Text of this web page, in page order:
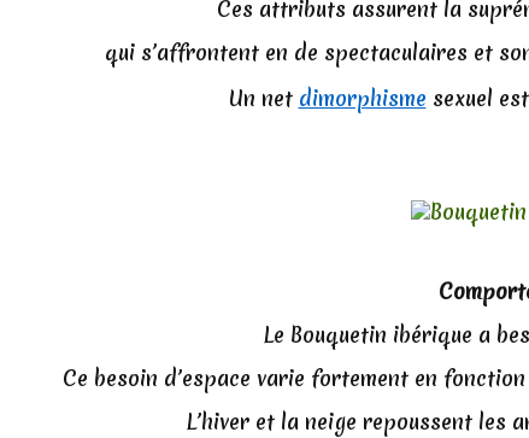
Ces attributs assurent la
qui s’affrontent en de spectaculaires et
Un net dimorphisme sexuel
Le Bouquetin ibérique a
Ce besoin d’espace varie fortement en
L’hiver et la neige repoussent les